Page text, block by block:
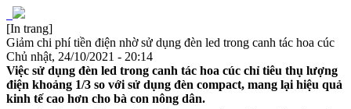
[In trang]
Giảm chi phí tiền điện nhờ sử dụng đèn led trong canh tác hoa cúc
Chủ nhật, 24/10/2021 - 20:14
Việc sử dụng đèn led trong canh tác hoa cúc chỉ tiêu thụ lượng
điện khoảng 1/3 so với sử dụng đèn compact, mang lại hiệu quả
kinh tế cao hơn cho bà con nông dân.